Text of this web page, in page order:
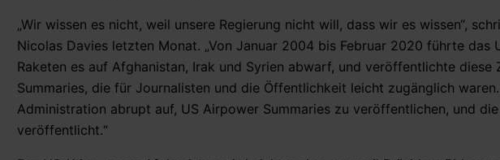
„Wir wissen es nicht, weil unsere Regierung nicht will, dass wir es wissen“,
Nicolas Davies letzten Monat. „Von Januar 2004 bis Februar 2020 führte das
Raketen es auf Afghanistan, Irak und Syrien abwarf, und veröffentlichte
Summaries, die für Journalisten und die Öffentlichkeit leicht zugänglich
Administration abrupt auf, US Airpower Summaries zu veröffentlichen, und
veröffentlicht.“